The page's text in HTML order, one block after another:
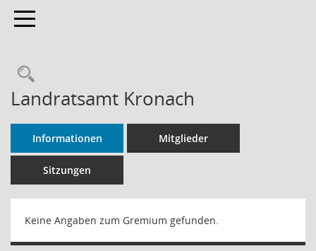
Toggle navigation
Rechercheauswahl
Landratsamt Kronach
Informationen Mitglieder
Sitzungen
Keine Angaben zum Gremium gefunden.